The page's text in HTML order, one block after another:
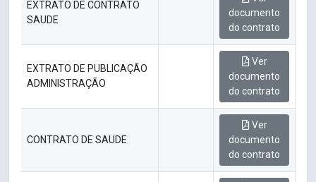
EXTRATO DE CONTRATO
SAUDE
documento
do contrato
EXTRATO DE PUBLICAÇÃO
ADMINISTRAÇÃO
Ver
documento
do contrato
CONTRATO DE SAUDE
Ver
documento
do contrato